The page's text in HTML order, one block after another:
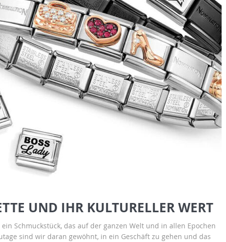
UND IHR KULTURELLER WERT
Schmuckstück, das auf der ganzen Welt und in allen Epochen
sind wir daran gewöhnt, in ein Geschäft zu gehen und das